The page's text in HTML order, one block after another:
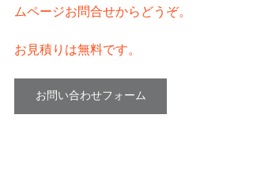
ムページお問合せからどうぞ。
お見積りは無料です。
お問い合わせフォーム